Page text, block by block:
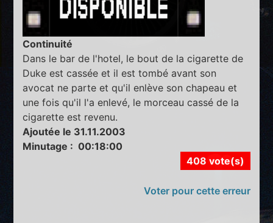
Continuité
Dans le bar de l'hotel, le bout de la cigarette de
Duke est cassée et il est tombé avant son
avocat ne parte et qu'il enlève son chapeau et
une fois qu'il l'a enlevé, le morceau cassé de la
cigarette est revenu.
Ajoutée le 31.11.2003
Minutage : 00:18:00
408 vote(s)
Voter pour cette erreur